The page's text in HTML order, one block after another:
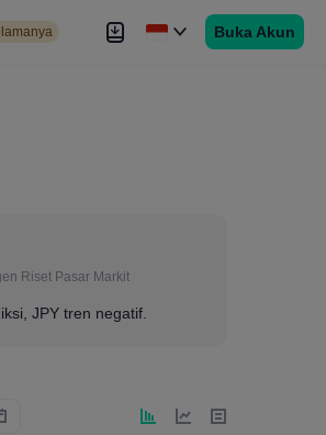
Buka Akun
Riset Pasar Markit
JPY tren negatif.